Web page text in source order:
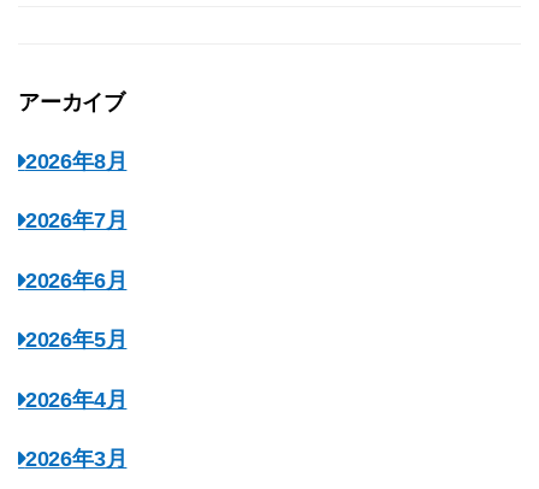
アーカイブ
2026年8月
2026年7月
2026年6月
2026年5月
2026年4月
2026年3月